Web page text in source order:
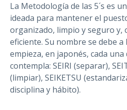
La Metodología de las 5´s es
ideada para mantener el
organizado, limpio y seguro y,
eficiente. Su nombre se debe
empieza, en japonés, cada
contempla: SEIRI (separar),
(limpiar), SEIKETSU
disciplina y hábito).